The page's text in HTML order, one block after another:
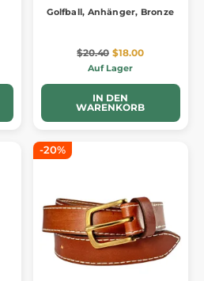
Golfball, Anhänger, Bronze
$20.40 $18.00
Auf Lager
IN DEN
WARENKORB
-20%